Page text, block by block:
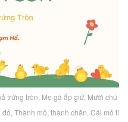
trứng tròn, Mẹ gà ấp giữ, Mười chú
Thành mỏ, thành chân, Cái mỏ tí